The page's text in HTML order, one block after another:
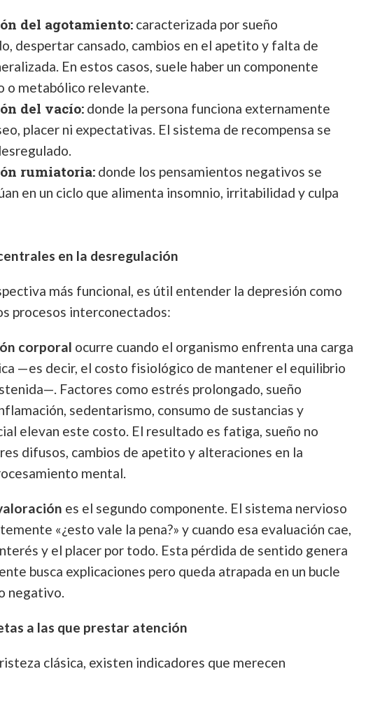
del agotamiento: caracterizada por sueño
despertar cansado, cambios en el apetito y falta de
En estos casos, suele haber un componente
o metabólico relevante.
del vacío: donde la persona funciona externamente
placer ni expectativas. El sistema de recompensa se
rumiatoria: donde los pensamientos negativos se
en un ciclo que alimenta insomnio, irritabilidad y culpa
en la desregulación
más funcional, es útil entender la depresión como
procesos interconectados:
corporal ocurre cuando el organismo enfrenta una carga
—es decir, el costo fisiológico de mantener el equilibrio
Factores como estrés prolongado, sueño
sedentarismo, consumo de sustancias y
elevan este costo. El resultado es fatiga, sueño no
difusos, cambios de apetito y alteraciones en la
mental.
es el segundo componente. El sistema nervioso
«¿esto vale la pena?» y cuando esa evaluación cae,
y el placer por todo. Esta pérdida de sentido genera
busca explicaciones pero queda atrapada en un bucle
negativo.
a las que prestar atención
clásica, existen indicadores que merecen